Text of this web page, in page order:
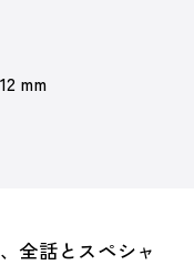
mm
全話とスペシャ